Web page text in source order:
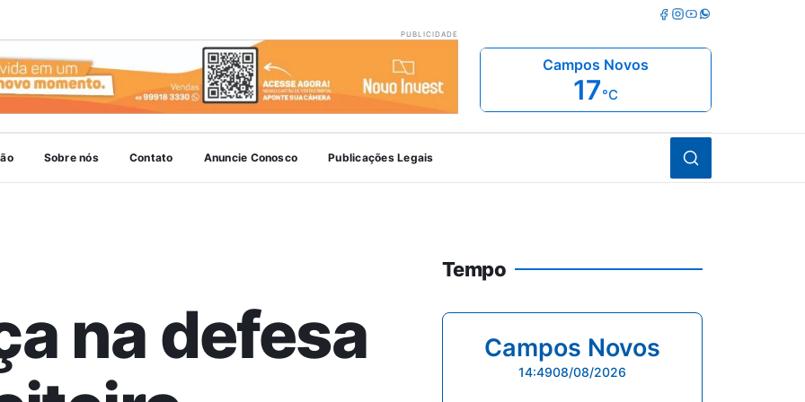
Facebook
Instagram
YoutubeWhatsapp
PUBLICIDADE
Campos Novos
17°C
Sobre nós Contato Anuncie Conosco Publicações Legais
Abrir busca
na defesa
Tempo
Campos Novos
14:4908/08/2026